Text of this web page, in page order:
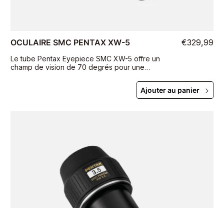
OCULAIRE SMC PENTAX XW-5
Le tube Pentax Eyepiece SMC XW-5 offre un
champ de vision de 70 degrés pour une
€329,99
Ajouter au panier